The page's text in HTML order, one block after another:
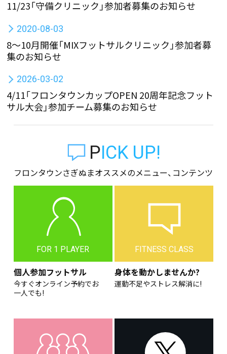
11/23「守備クリニック」参加者募集のお知らせ
2020-08-03
8～10月開催「MIXフットサルクリニック」参加者募
集のお知らせ
2026-03-02
4/11「フロンタウンカップOPEN 20周年記念フット
サル大会」参加チーム募集のお知らせ
PICK UP!
フロンタウンさぎぬまオススメのメニュー、コンテンツ
FOR 1 PLAYER
個人参加フットサル
今すぐオンライン予約でお
一人でも!
FITNESS CLASS
身体を動かしませんか?
運動不足やストレス解消に!